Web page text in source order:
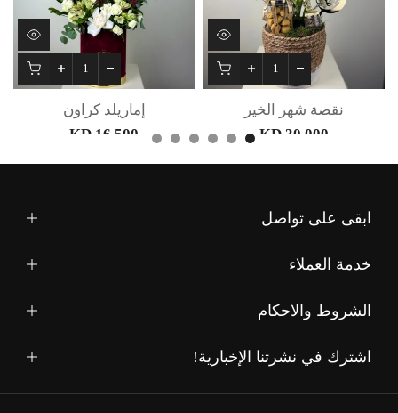
نقصة شهر الخير
30.000 KD
إماريلد كراون
16.500 KD
ابقى على تواصل
خدمة العملاء
الشروط والاحكام
اشترك في نشرتنا الإخبارية!